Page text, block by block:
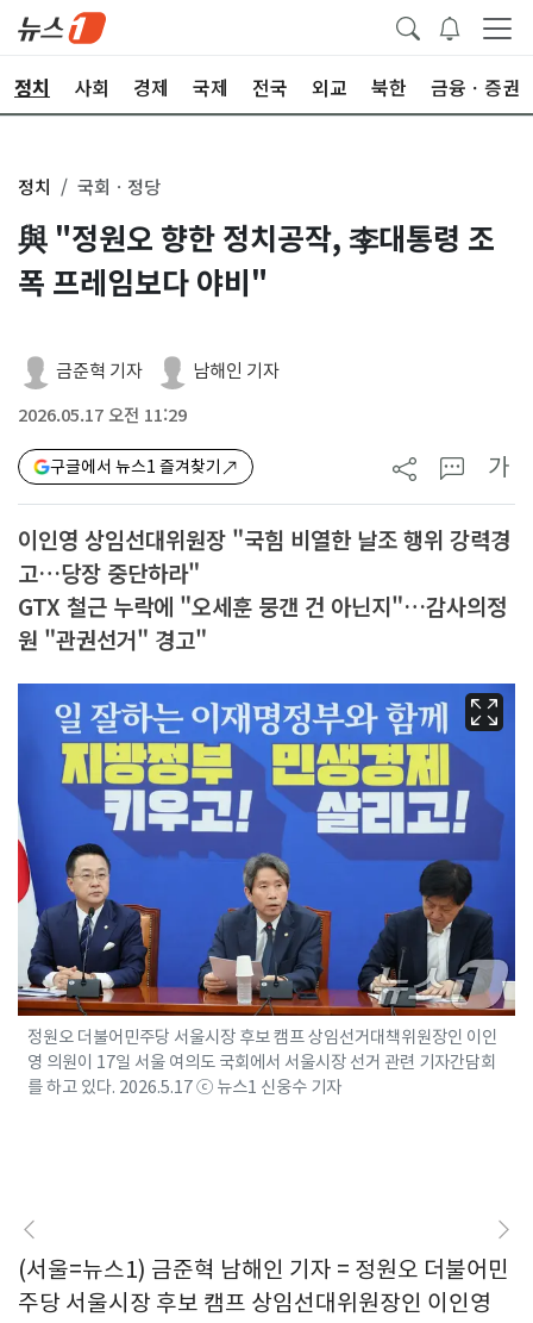
정치 사회 경제 국제 전국 외교 북한 금융ㆍ증권
정치 국회ㆍ정당
與 "정원오 향한 정치공작, 李대통령 조
폭 프레임보다 야비"
금준혁 기자 남해인 기자
2026.05.17 오전 11:29
구글에서 뉴스1 즐겨찾기 가
이인영 상임선대위원장 "국힘 비열한 날조 행위 강력경
고…당장 중단하라"
GTX 철근 누락에 "오세훈 뭉갠 건 아닌지"…감사의정
원 "관권선거" 경고"
정원오 더불어민주당 서울시장 후보 캠프 상임선거대책위원장인 이인
영 의원이 17일 서울 여의도 국회에서 서울시장 선거 관련 기자간담회
를 하고 있다. 2026.5.17 ⓒ 뉴스1 신웅수 기자
(서울=뉴스1) 금준혁 남해인 기자 = 정원오 더불어민
주당 서울시장 후보 캠프 상임선대위원장인 이인영